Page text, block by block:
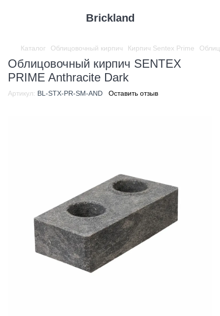
Brickland
Каталог Облицовочный кирпич Кирпич Sentex Prime
Облицовочный кирпич SENTEX
PRIME Anthracite Dark
Артикул: BL-STX-PR-SM-AND Оставить отзыв